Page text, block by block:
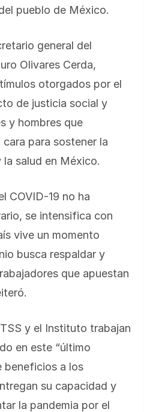
pueblo de México.
general del
Olivares Cerda,
otorgados por el
de justicia social y
y hombres que
para sostener la
salud en México.
COVID-19 no ha
se intensifica con
vive un momento
busca respaldar y
que apuestan
y el Instituto trabajan
en este “último
beneficios a los
su capacidad y
la pandemia por el